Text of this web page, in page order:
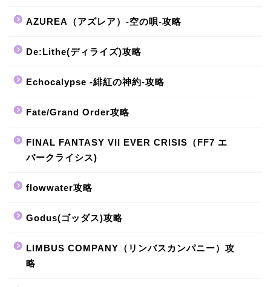
AZUREA（アズレア）-空の唄-攻略
De:Lithe(ディライズ)攻略
Echocalypse -緋紅の神約-攻略
Fate/Grand Order攻略
FINAL FANTASY VII EVER CRISIS（FF7 エ
バークライシス)
flowwater攻略
Godus(ゴッダス)攻略
LIMBUS COMPANY（リンバスカンパニー）攻
略